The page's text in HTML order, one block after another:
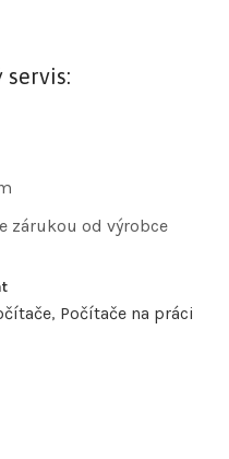
servis:
zárukou od výrobce
, Počítače na práci